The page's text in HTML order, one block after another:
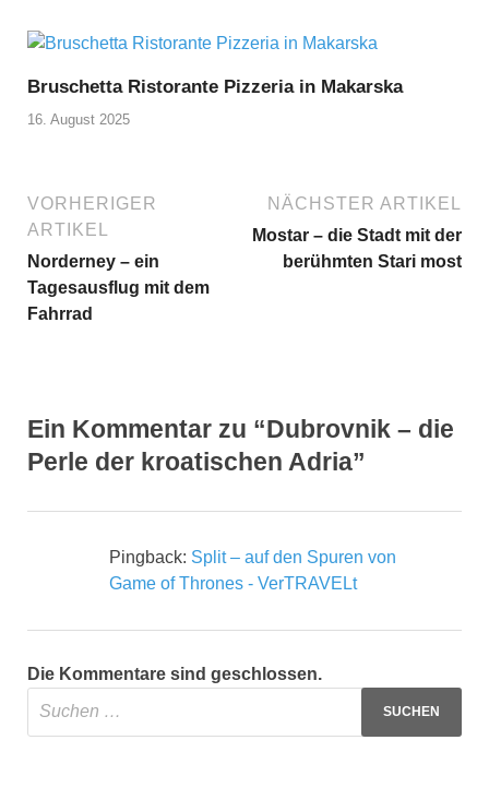
Bruschetta Ristorante Pizzeria in Makarska
16. August 2025
VORHERIGER
ARTIKEL
Norderney – ein
Tagesausflug mit dem
Fahrrad
NÄCHSTER ARTIKEL
Mostar – die Stadt mit der
berühmten Stari most
Ein Kommentar zu “Dubrovnik – die
Perle der kroatischen Adria”
Pingback: Split – auf den Spuren von
Game of Thrones - VerTRAVELt
Die Kommentare sind geschlossen.